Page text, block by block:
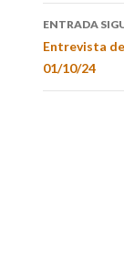
ENTRADA
Entrevista
01/10/24